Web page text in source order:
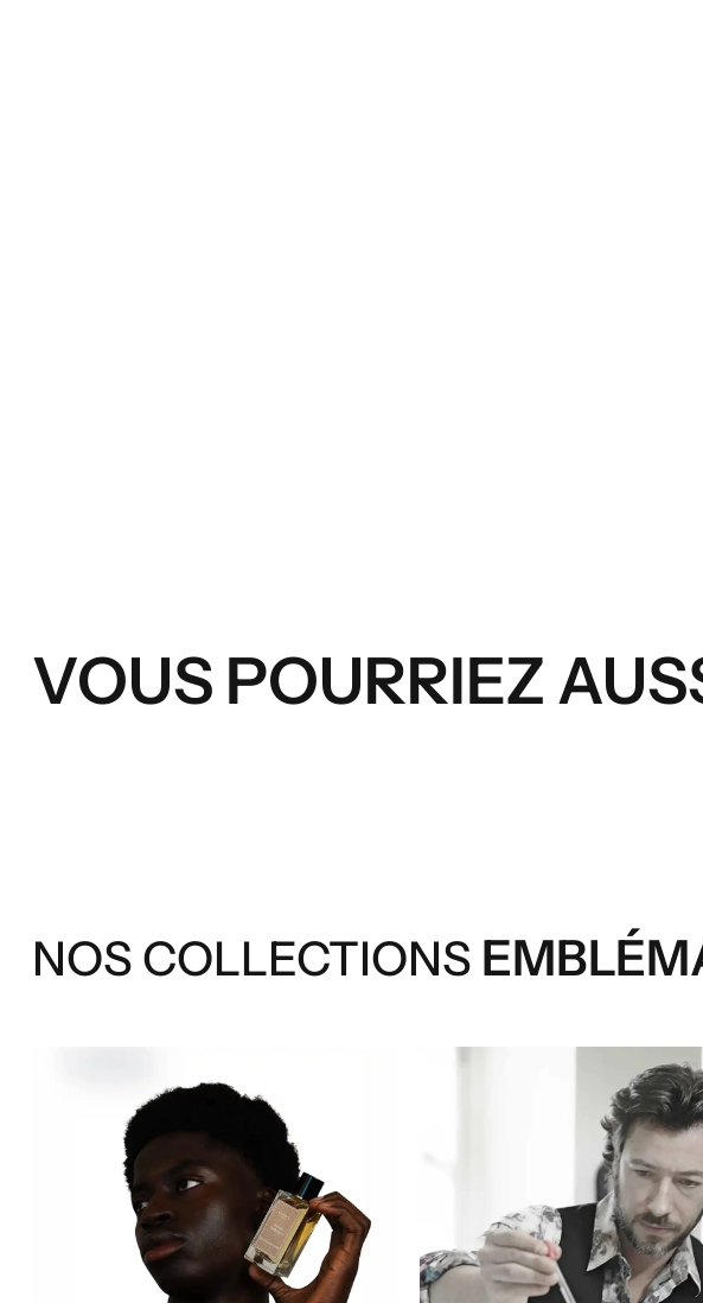
VOUS POURRIEZ
NOS COLLECTIONS